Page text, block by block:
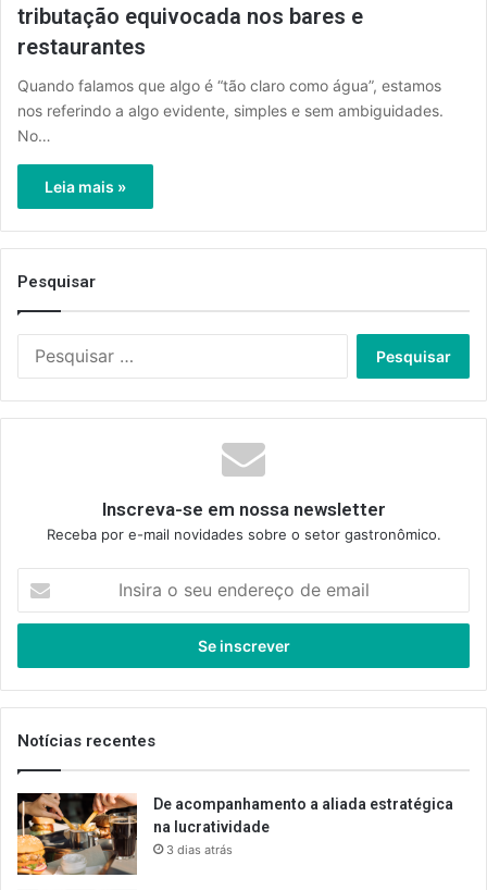
tributação equivocada nos bares e
restaurantes
Quando falamos que algo é “tão claro como água”, estamos
nos referindo a algo evidente, simples e sem ambiguidades.
No…
Leia mais »
Pesquisar
Inscreva-se em nossa newsletter
Receba por e-mail novidades sobre o setor gastronômico.
seu
de
email
Notícias recentes
De acompanhamento a aliada estratégica
na lucratividade
3 dias atrás